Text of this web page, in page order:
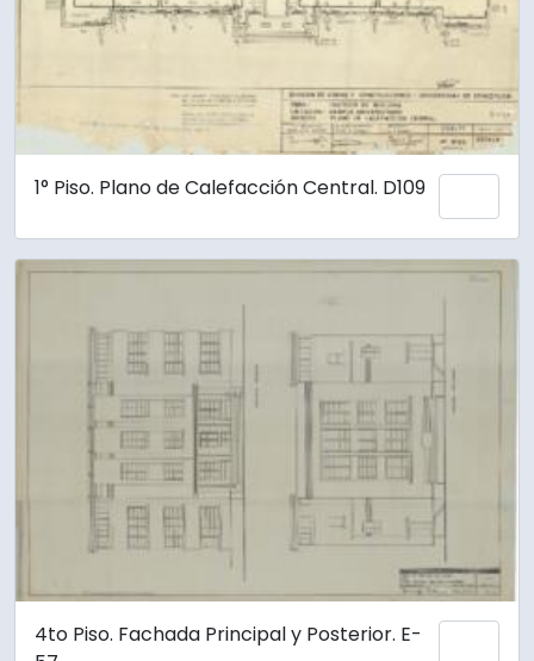
1° Piso. Plano de Calefacción Central. D109
4to Piso. Fachada Principal y Posterior. E-